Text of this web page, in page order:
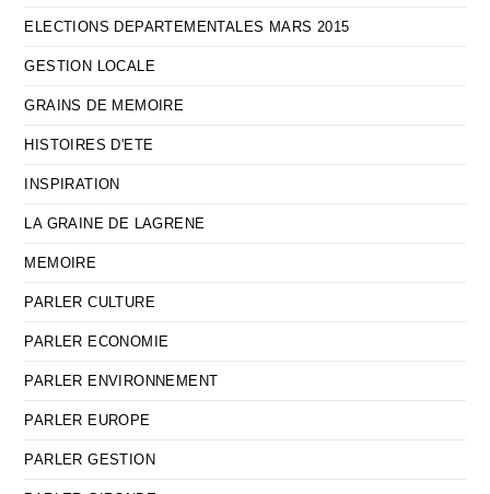
ELECTIONS DEPARTEMENTALES MARS 2015
GESTION LOCALE
GRAINS DE MEMOIRE
HISTOIRES D'ETE
INSPIRATION
LA GRAINE DE LAGRENE
MEMOIRE
PARLER CULTURE
PARLER ECONOMIE
PARLER ENVIRONNEMENT
PARLER EUROPE
PARLER GESTION